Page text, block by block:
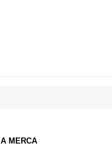
A MERCA